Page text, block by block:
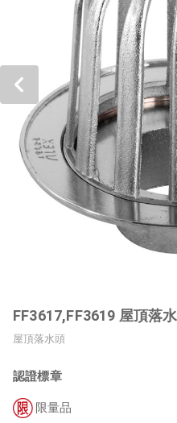
FF3617,FF3619 屋頂落
屋頂落水頭
認證標章
限量品